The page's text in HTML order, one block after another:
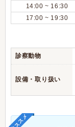
14:00 ~ 16:30
17:00 ~ 19:30
診察動物
設備・取り扱い
オススメ